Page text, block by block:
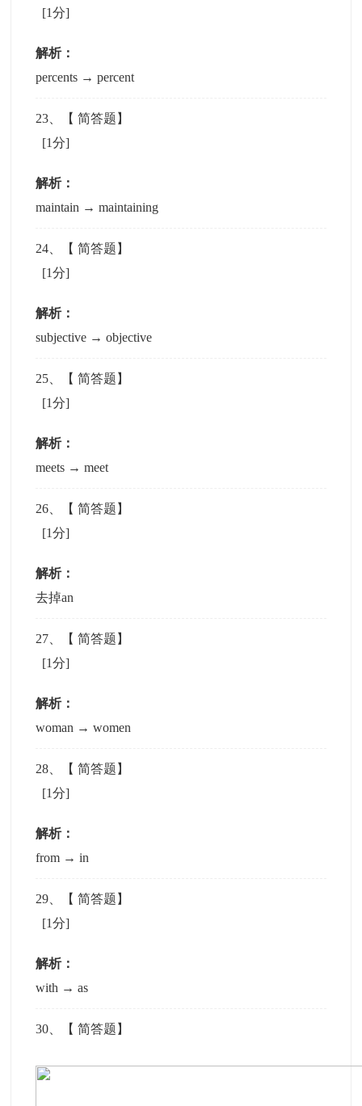
[1分]
解析：
percents → percent
23 、【简答题 】
[1分]
解析：
maintain → maintaining
24 、【简答题 】
[1分]
解析：
subjective → objective
25 、【简答题 】
[1分]
解析：
meets → meet
26 、【简答题 】
[1分]
解析：
去掉an
27 、【简答题 】
[1分]
解析：
woman → women
28 、【简答题 】
[1分]
解析：
from → in
29 、【简答题 】
[1分]
解析：
with → as
30 、【简答题 】